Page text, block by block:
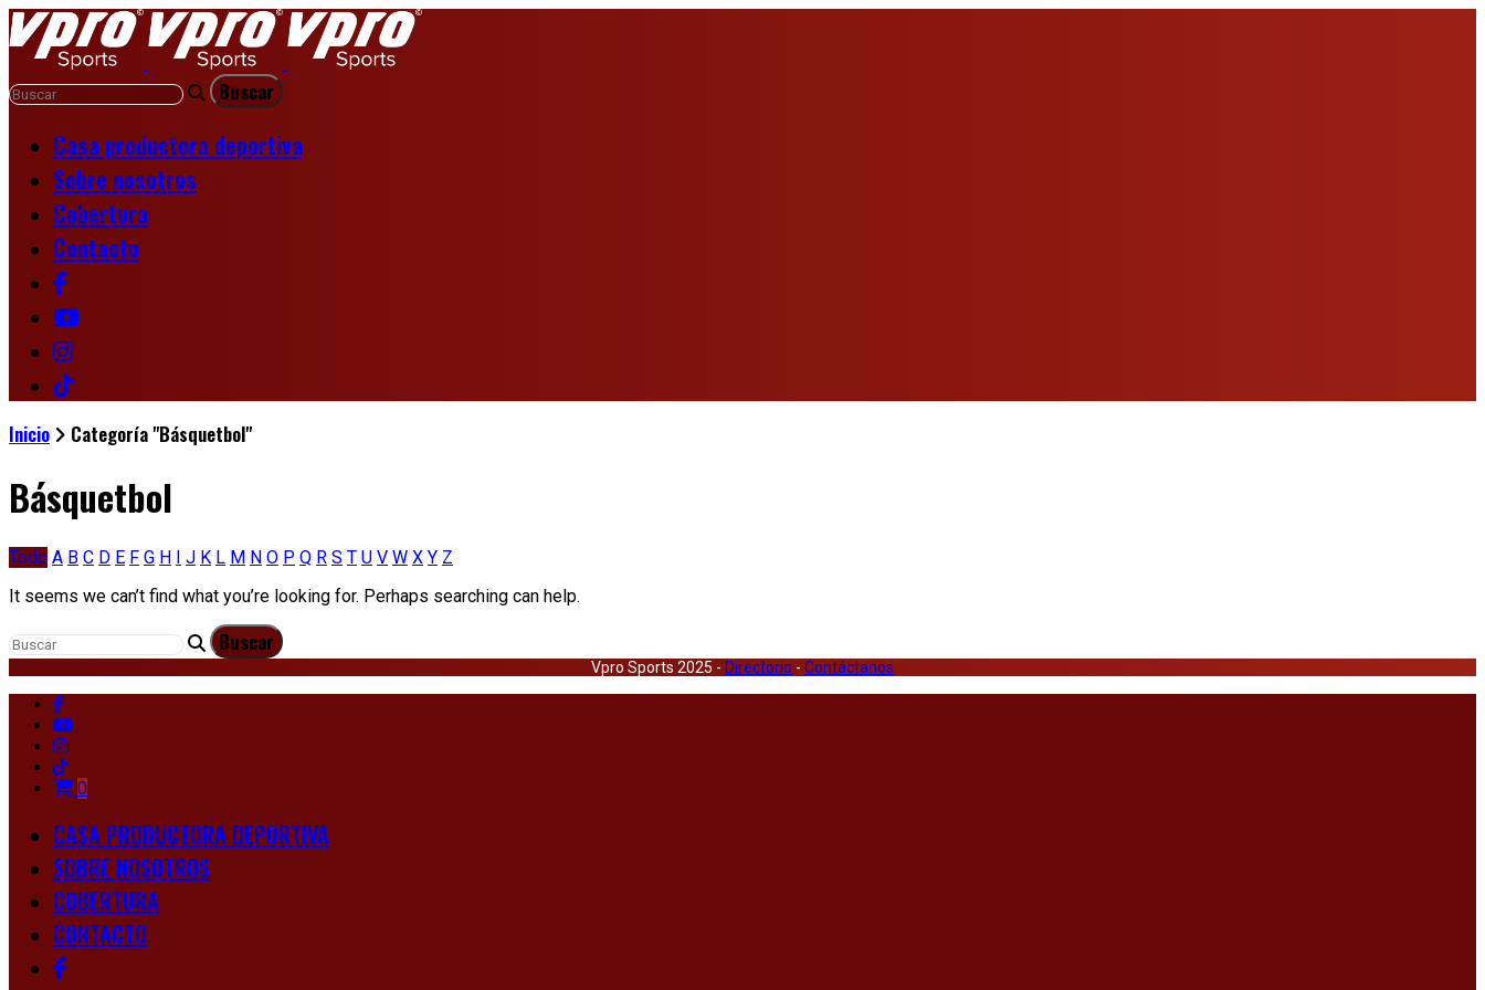
Casa productora deportiva
Sobre nosotros
Cobertura
Contacto
Inicio Categoría "Básquetbol"
Básquetbol
Todo A B C D E F G H I J K L M N O P Q R S T U V W X Y Z
It seems we can’t find what you’re looking for. Perhaps searching can help.
Vpro Sports 2025 - Directorio - Contáctanos
0
CASA PRODUCTORA DEPORTIVA
SOBRE NOSOTROS
COBERTURA
CONTACTO